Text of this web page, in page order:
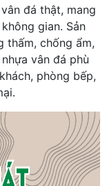
đá thật, mang
gian. Sản
thấm, chống ẩm,
vân đá phù
phòng bếp,